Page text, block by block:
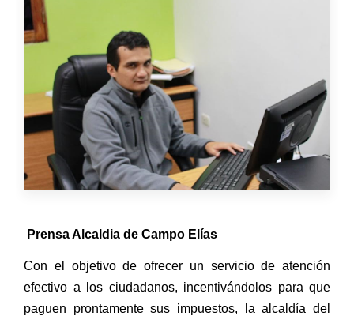
Prensa Alcaldia de Campo Elías
Con el objetivo de ofrecer un servicio de atención
efectivo a los ciudadanos, incentivándolos para que
paguen prontamente sus impuestos, la alcaldía del